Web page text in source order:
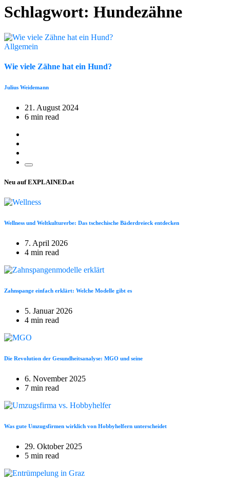
Schlagwort: Hundezähne
Allgemein
Wie viele Zähne hat ein Hund?
Julius Weidemann
21. August 2024
6 min read
Neu auf EXPLAINED.at
Wellness und Weltkulturerbe: Das tschechische Bäderdreieck entdecken
7. April 2026
4 min read
Zahnspange einfach erklärt: Welche Modelle gibt es
5. Januar 2026
4 min read
Die Revolution der Gesundheitsanalyse: MGO und seine
6. November 2025
7 min read
Was gute Umzugsfirmen wirklich von Hobbyhelfern unterscheidet
29. Oktober 2025
5 min read